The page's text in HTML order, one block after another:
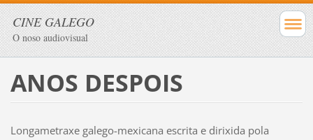
CINE GALEGO
O noso audiovisual
ANOS DESPOIS
Longametraxe galego-mexicana escrita e dirixida pola